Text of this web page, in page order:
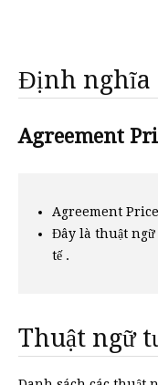
Định nghĩa
Agreement
Agreement
Đây là thuật
tế .
Thuật ngữ